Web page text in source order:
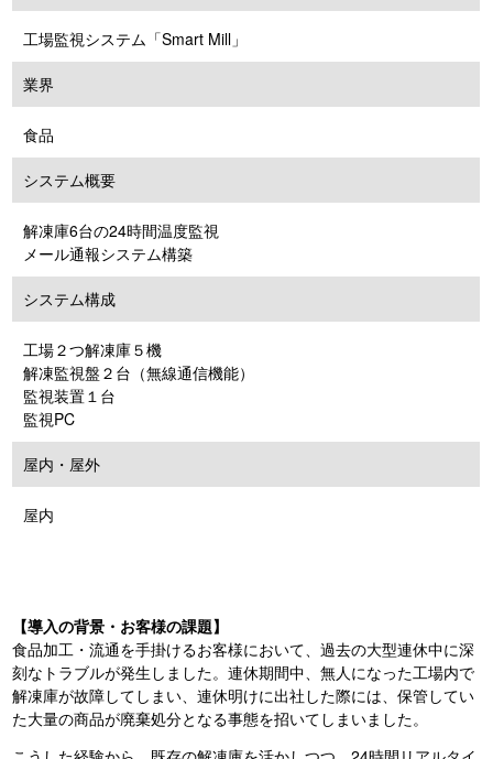
工場監視システム「Smart Mill」
業界
食品
システム概要
解凍庫6台の24時間温度監視
メール通報システム構築
システム構成
工場２つ解凍庫５機
解凍監視盤２台（無線通信機能）
監視装置１台
監視PC
屋内・屋外
屋内
【導入の背景・お客様の課題】
食品加工・流通を手掛けるお客様において、過去の大型連休中に深
刻なトラブルが発生しました。連休期間中、無人になった工場内で
解凍庫が故障してしまい、連休明けに出社した際には、保管してい
た大量の商品が廃棄処分となる事態を招いてしまいました。